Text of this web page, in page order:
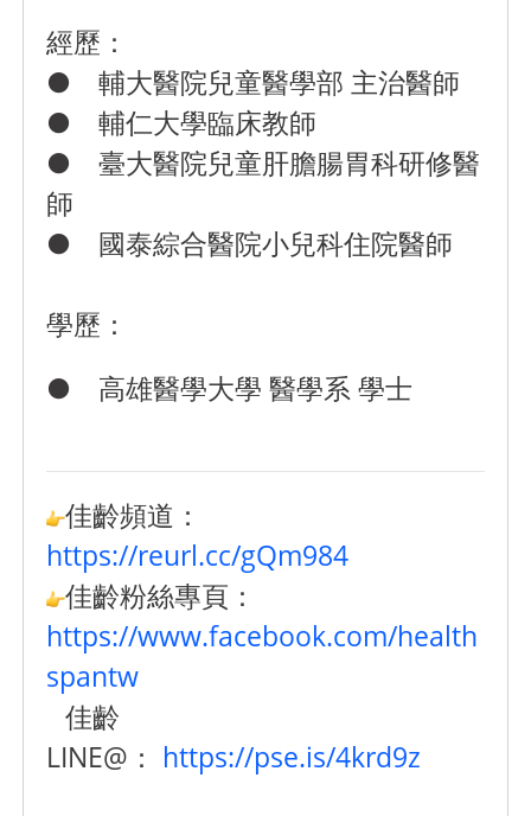
經歷：
● 輔大醫院兒童醫學部 主治醫師
● 輔仁大學臨床教師
● 臺大醫院兒童肝膽腸胃科研修醫
師
● 國泰綜合醫院小兒科住院醫師
學歷：
● 高雄醫學大學 醫學系 學士
佳齡頻道：
https://reurl.cc/gQm984
佳齡粉絲專頁：
https://www.facebook.com/health
spantw
佳齡
LINE@： https://pse.is/4krd9z